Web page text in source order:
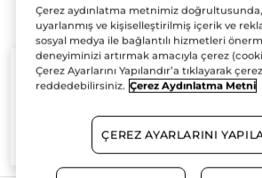
%100
aktifler
tarım
Çerez aydınlatma metnimiz
uyarlanmış ve kişiselleştirilmiş içerik ve
sosyal medya ile bağlantılı hizmetleri
deneyiminizi artırmak amacıyla çerez
Çerez Ayarlarını Yapılandır’a tıklayarak
reddedebilirsiniz. Çerez Aydınlatma Metni
ÇEREZ AYARLARINI